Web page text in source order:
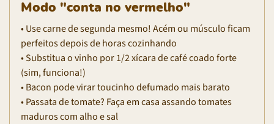
Modo "conta no vermelho"
• Use carne de segunda mesmo! Acém ou músculo ficam
perfeitos depois de horas cozinhando
• Substitua o vinho por 1/2 xícara de café coado forte
(sim, funciona!)
• Bacon pode virar toucinho defumado mais barato
• Passata de tomate? Faça em casa assando tomates
maduros com alho e sal